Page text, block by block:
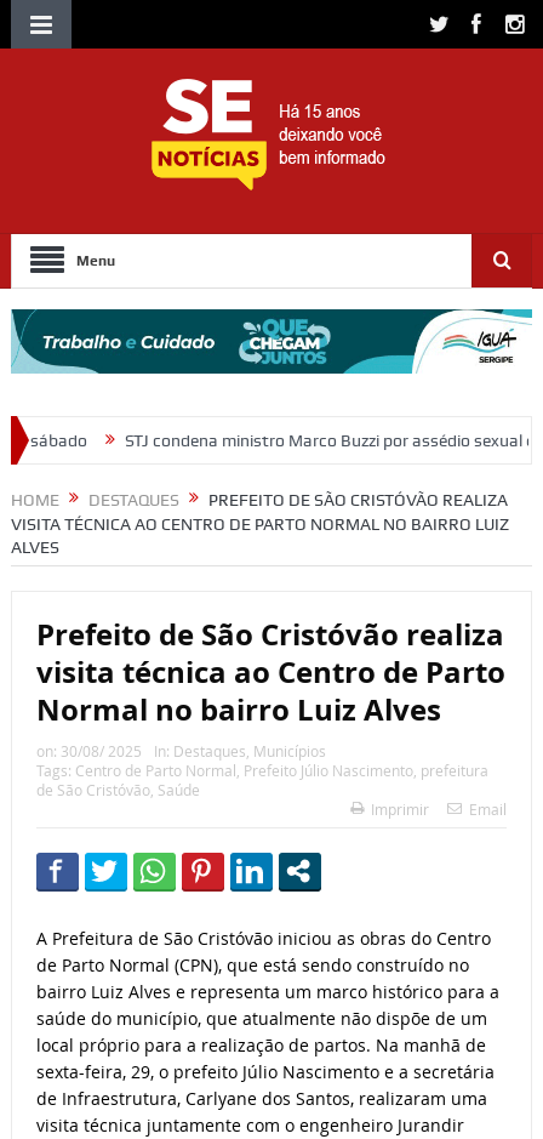
Menu
ministro Marco Buzzi por assédio sexual e importunação
HOME DESTAQUES
PREFEITO DE SÃO CRISTÓVÃO REALIZA
VISITA TÉCNICA AO CENTRO DE PARTO NORMAL NO BAIRRO LUIZ
ALVES
Prefeito de São Cristóvão realiza
visita técnica ao Centro de Parto
Normal no bairro Luiz Alves
on: 30/08/ 2025 In: Destaques, Municípios
Tags: Centro de Parto Normal, Prefeito Júlio Nascimento, prefeitura
de São Cristóvão, Saúde
Imprimir
Email
A Prefeitura de São Cristóvão iniciou as obras do Centro
de Parto Normal (CPN), que está sendo construído no
bairro Luiz Alves e representa um marco histórico para a
saúde do município, que atualmente não dispõe de um
local próprio para a realização de partos. Na manhã de
sexta-feira, 29, o prefeito Júlio Nascimento e a secretária
de Infraestrutura, Carlyane dos Santos, realizaram uma
visita técnica juntamente com o engenheiro Jurandir